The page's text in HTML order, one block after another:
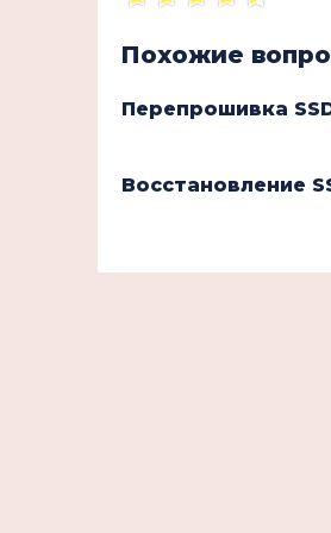
Похожие
Перепрошивка
Восстановление